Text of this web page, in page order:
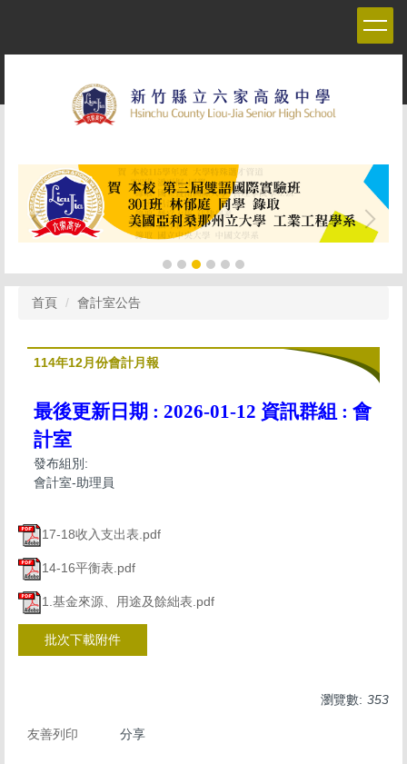
首頁 會計室公告
114年12月份會計月報
最後更新日期 : 2026-01-12 資訊群組 : 會
計室
發布組別:
會計室-助理員
17-18收入支出表.pdf
14-16平衡表.pdf
1.基金來源、用途及餘絀表.pdf
批次下載附件
瀏覽數: 353
友善列印 分享